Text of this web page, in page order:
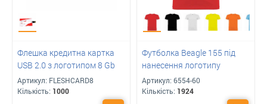
Флешка кредитна картка
USB 2.0 з логотипом 8 Gb
Артикул: FLESHCARD8
Кількість: 1000
Футболка Beagle 155 під
нанесення логотипу
Артикул: 6554-60
Кількість: 1924